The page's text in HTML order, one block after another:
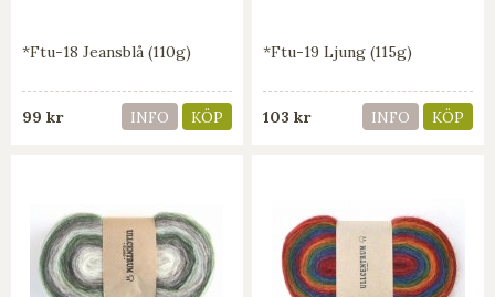
*Ftu-18 Jeansblå (110g)
99 kr INFO KÖP
*Ftu-19 Ljung (115g)
103 kr INFO KÖP